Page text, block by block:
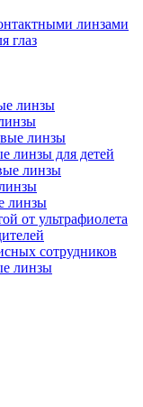
линзами
глаз
линзы
линзы
линзы для детей
линзы
линзы
от ультрафиолета
сотрудников
линзы